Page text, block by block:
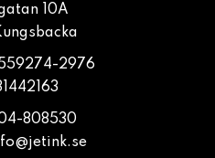
10A
2976
808530